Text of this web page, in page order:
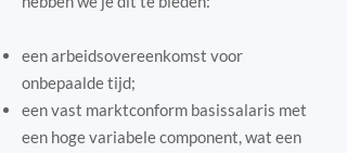
een arbeidsovereenkomst voor
onbepaalde tijd;
een vast marktconform basissalaris met
een hoge variabele component, wat een